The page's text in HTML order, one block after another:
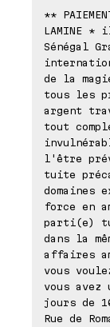
**
LAMINE *
Sénégal
de la
tous les
argent
tout
l'être
tuite
domaines
force en
parti(e)
dans la
affaires
vous
vous avez
jours de
Rue de